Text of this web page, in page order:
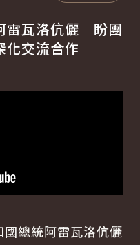
雷瓦洛伉儷 盼團
交流合作
總統阿雷瓦洛伉儷